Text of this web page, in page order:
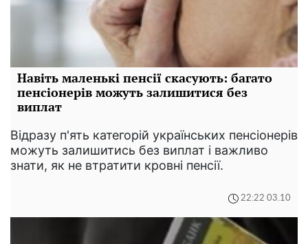
Навіть маленькі пенсії скасують: багато
пенсіонерів можуть залишитися без
виплат
Відразу п'ять категорій українських пенсіонерів
можуть залишитись без виплат і важливо
знати, як не втратити кровні пенсії.
22:22 03.10